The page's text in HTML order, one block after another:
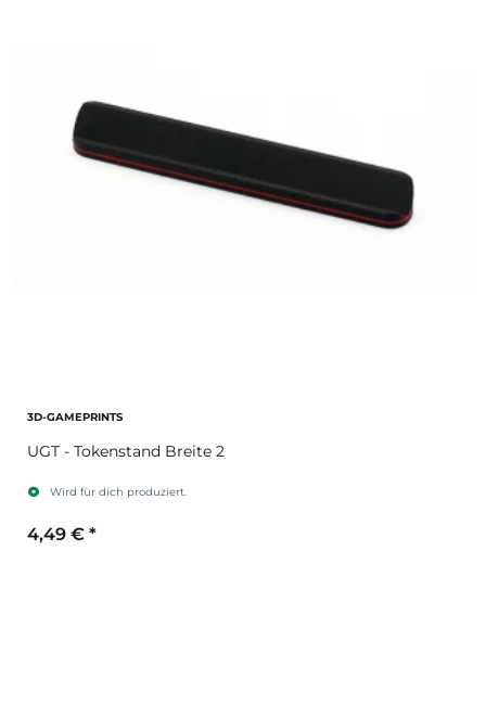
3D-GAMEPRINTS
UGT - Tokenstand Breite 2
Wird für dich produziert.
4,49 € *